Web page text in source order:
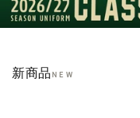
新商品 NEW